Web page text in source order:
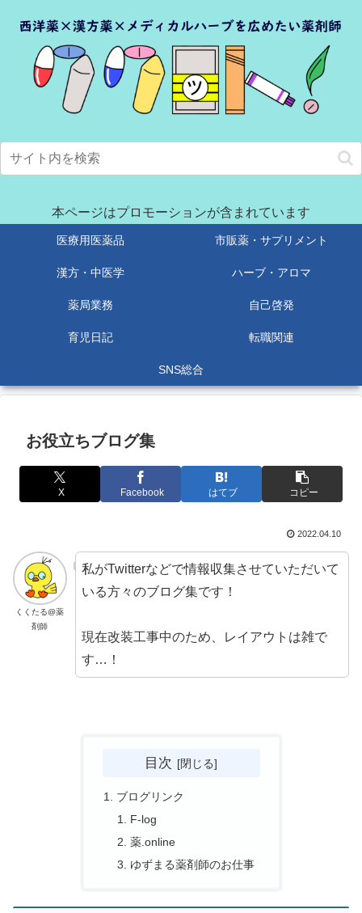
本ページはプロモーションが含まれています
医療用医薬品 市販薬・サプリメント
漢方・中医学 ハーブ・アロマ
薬局業務 自己啓発
育児日記 転職関連
SNS総合
お役立ちブログ集
X Facebook はてブ コピー
2022.04.10
くくたる@薬
剤師
私がTwitterなどで情報収集させていただいて
いる方々のブログ集です！
現在改装工事中のため、レイアウトは雑で
す…！
目次
ブログリンク
F-log
薬.online
ゆずまる薬剤師のお仕事